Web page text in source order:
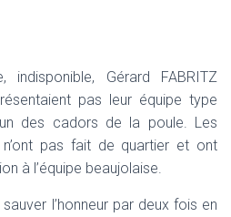
indisponible, Gérard FABRITZ
pas leur équipe type
des cadors de la poule. Les
pas fait de quartier et ont
à l’équipe beaujolaise.
l’honneur par deux fois en